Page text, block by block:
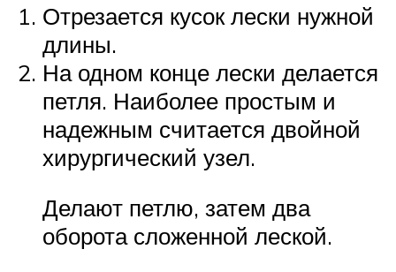
Отрезается кусок лески нужной
длины.
На одном конце лески делается
петля. Наиболее простым и
надежным считается двойной
хирургический узел.
Делают петлю, затем два
оборота сложенной леской.